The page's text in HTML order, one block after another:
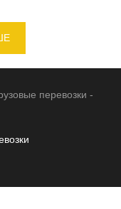
перевозки -